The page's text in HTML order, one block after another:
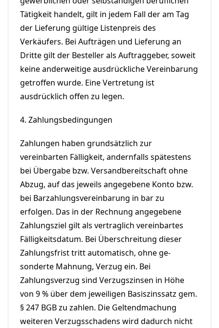
Tätigkeit handelt, gilt in jedem Fall der am Tag
der Lieferung gültige Listenpreis des
Verkäufers. Bei Aufträgen und Lieferung an
Dritte gilt der Besteller als Auftraggeber, soweit
keine anderweitige ausdrückliche Vereinbarung
getroffen wurde. Eine Vertretung ist
ausdrücklich offen zu legen.
4. Zahlungsbedingungen
Zahlungen haben grundsätzlich zur
vereinbarten Fälligkeit, andernfalls spätestens
bei Übergabe bzw. Versandbereitschaft ohne
Abzug, auf das jeweils angegebene Konto bzw.
bei Barzahlungsvereinbarung in bar zu
erfolgen. Das in der Rechnung angegebene
Zahlungsziel gilt als vertraglich vereinbartes
Fälligkeitsdatum. Bei Überschreitung dieser
Zahlungsfrist tritt automatisch, ohne ge-
sonderte Mahnung, Verzug ein. Bei
Zahlungsverzug sind Verzugszinsen in Höhe
von 9 % über dem jeweiligen Basiszinssatz gem.
§ 247 BGB zu zahlen. Die Geltendmachung
weiteren Verzugsschadens wird dadurch nicht